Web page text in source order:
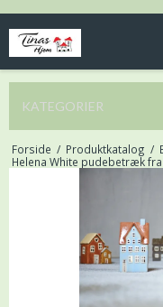
KATEGORIER
Forside / Produktkatalog /
Helena White pudebetræk fra